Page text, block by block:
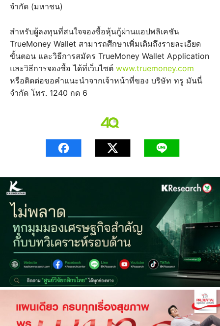
จำกัด (มหาชน)
สำหรับผู้ลงทุนที่สนใจจองซื้อหุ้นกู้ผ่านแอปพลิเคชัน
TrueMoney Wallet สามารถศึกษาเพิ่มเติมถึงรายละเอียด
ขั้นตอน และวิธีการสมัคร TrueMoney Wallet Application
และวิธีการจองซื้อ ได้ที่เว็บไซต์ www.truemoney.com
หรือติดต่อขอคำแนะนำจากเจ้าหน้าที่ของ บริษัท ทรู มันนี่
จำกัด โทร. 1240 กด 6